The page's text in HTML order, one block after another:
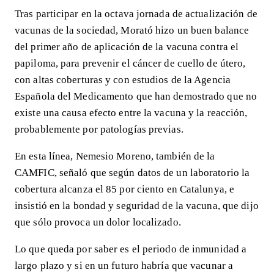
Tras participar en la octava jornada de actualización de
vacunas de la sociedad, Morató hizo un buen balance
del primer año de aplicación de la vacuna contra el
papiloma, para prevenir el cáncer de cuello de útero,
con altas coberturas y con estudios de la Agencia
Española del Medicamento que han demostrado que no
existe una causa efecto entre la vacuna y la reacción,
probablemente por patologías previas.
En esta línea, Nemesio Moreno, también de la
CAMFIC, señaló que según datos de un laboratorio la
cobertura alcanza el 85 por ciento en Catalunya, e
insistió en la bondad y seguridad de la vacuna, que dijo
que sólo provoca un dolor localizado.
Lo que queda por saber es el periodo de inmunidad a
largo plazo y si en un futuro habría que vacunar a